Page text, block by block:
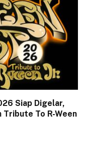
Siap Digelar,
Tribute To R-Ween